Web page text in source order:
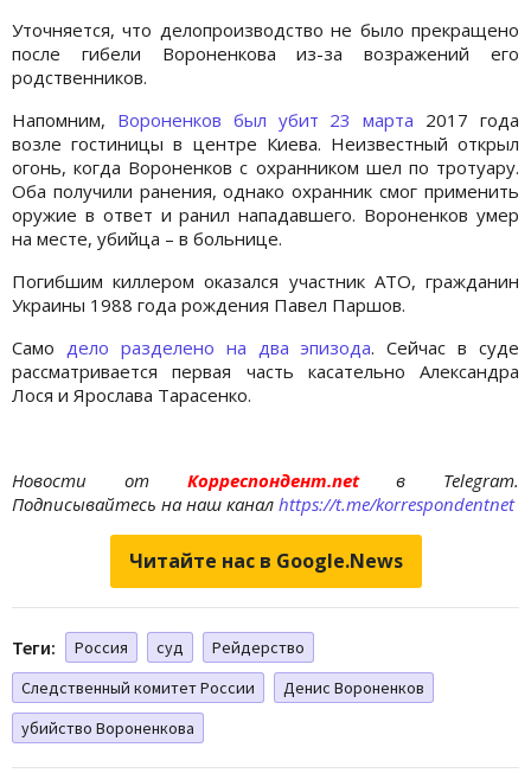
Уточняется, что делопроизводство не было прекращено
после гибели Вороненкова из-за возражений его
родственников.
Напомним, Вороненков был убит 23 марта 2017 года
возле гостиницы в центре Киева. Неизвестный открыл
огонь, когда Вороненков с охранником шел по тротуару.
Оба получили ранения, однако охранник смог применить
оружие в ответ и ранил нападавшего. Вороненков умер
на месте, убийца – в больнице.
Погибшим киллером оказался участник АТО, гражданин
Украины 1988 года рождения Павел Паршов.
Само дело разделено на два эпизода. Сейчас в суде
рассматривается первая часть касательно Александра
Лося и Ярослава Тарасенко.
Новости отКорреспондент.netв Telegram.
Подписывайтесь на наш канал https://t.me/korrespondentnet
Читайте нас в Google.News
Теги: Россия суд
Рейдерство
Следственный комитет России
Денис Вороненков
убийство Вороненкова